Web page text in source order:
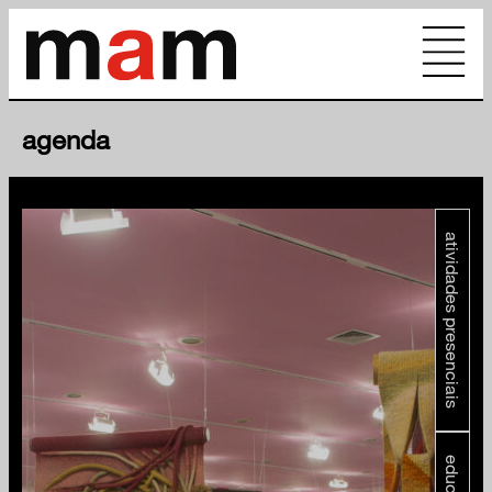
agenda
atividades presenciais